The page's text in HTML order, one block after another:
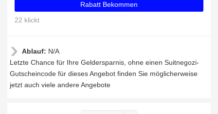
Rabatt Bekommen
22 klickt
Ablauf: N/A
Letzte Chance für Ihre Geldersparnis, ohne einen Suitnegozi-
Gutscheincode für dieses Angebot finden Sie möglicherweise
jetzt auch viele andere Angebote